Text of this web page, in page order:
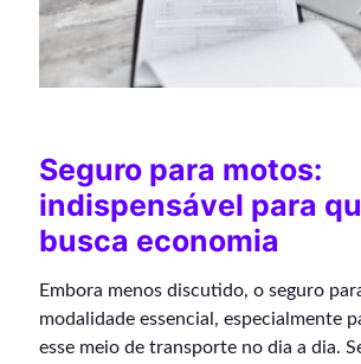
Seguro para motos:
indispensável para
busca economia
Embora menos discutido, o seguro
modalidade essencial, especialmente
esse meio de transporte no dia a dia.